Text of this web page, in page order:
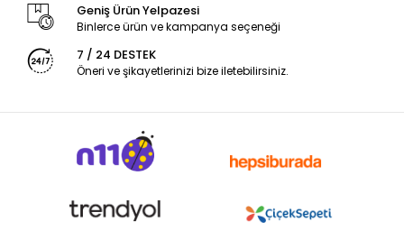
Geniş Ürün Yelpazesi
Binlerce ürün ve kampanya seçeneği
7 / 24 DESTEK
Öneri ve şikayetlerinizi bize iletebilirsiniz.